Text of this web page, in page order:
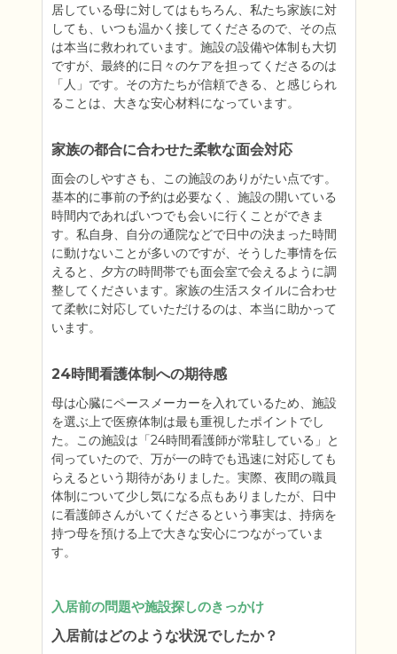
居している母に対してはもちろん、私たち家族に対
しても、いつも温かく接してくださるので、その点
は本当に救われています。施設の設備や体制も大切
ですが、最終的に日々のケアを担ってくださるのは
「人」です。その方たちが信頼できる、と感じられ
ることは、大きな安心材料になっています。
家族の都合に合わせた柔軟な面会対応
面会のしやすさも、この施設のありがたい点です。
基本的に事前の予約は必要なく、施設の開いている
時間内であればいつでも会いに行くことができま
す。私自身、自分の通院などで日中の決まった時間
に動けないことが多いのですが、そうした事情を伝
えると、夕方の時間帯でも面会室で会えるように調
整してくださいます。家族の生活スタイルに合わせ
て柔軟に対応していただけるのは、本当に助かって
います。
24時間看護体制への期待感
母は心臓にペースメーカーを入れているため、施設
を選ぶ上で医療体制は最も重視したポイントでし
た。この施設は「24時間看護師が常駐している」と
伺っていたので、万が一の時でも迅速に対応しても
らえるという期待がありました。実際、夜間の職員
体制について少し気になる点もありましたが、日中
に看護師さんがいてくださるという事実は、持病を
持つ母を預ける上で大きな安心につながっていま
す。
入居前の問題や施設探しのきっかけ
入居前はどのような状況でしたか？